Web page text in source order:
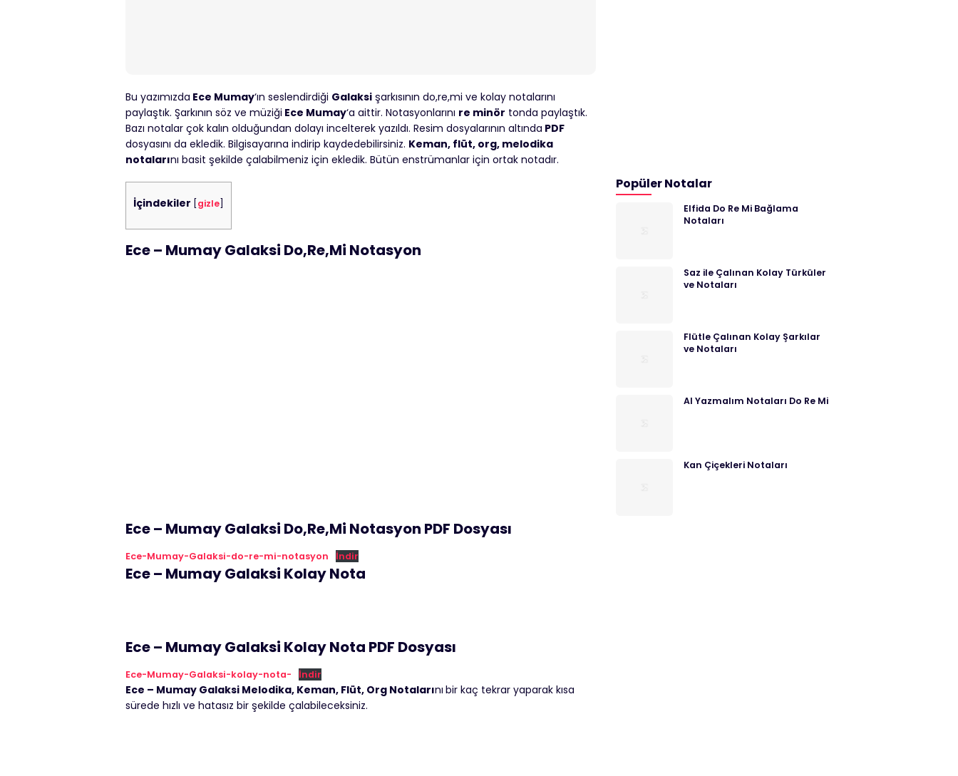
Bu yazımızda Ece Mumay‘ın seslendirdiği Galaksi şarkısının do,re,mi ve kolay notalarını
paylaştık. Şarkının söz ve müziği Ece Mumay‘a aittir. Notasyonlarını re minör tonda paylaştık.
Bazı notalar çok kalın olduğundan dolayı incelterek yazıldı. Resim dosyalarının altında PDF
dosyasını da ekledik. Bilgisayarına indirip kaydedebilirsiniz. Keman, flüt, org, melodika
notalarını basit şekilde çalabilmeniz için ekledik. Bütün enstrümanlar için ortak notadır.
İçindekiler gizle
Ece – Mumay Galaksi Do,Re,Mi Notasyon
Ece – Mumay Galaksi Do,Re,Mi Notasyon PDF Dosyası
Ece-Mumay-Galaksi-do-re-mi-notasyon İndir
Ece – Mumay Galaksi Kolay Nota
Ece – Mumay Galaksi Kolay Nota PDF Dosyası
Ece-Mumay-Galaksi-kolay-nota- İndir
Ece – Mumay Galaksi Melodika, Keman, Flüt, Org Notalarını bir kaç tekrar yaparak kısa
sürede hızlı ve hatasız bir şekilde çalabileceksiniz.
Popüler Notalar
Elfida Do Re Mi Bağlama
Notaları
Saz ile Çalınan Kolay Türküler
ve Notaları
Flütle Çalınan Kolay Şarkılar
ve Notaları
Al Yazmalım Notaları Do Re Mi
Kan Çiçekleri Notaları